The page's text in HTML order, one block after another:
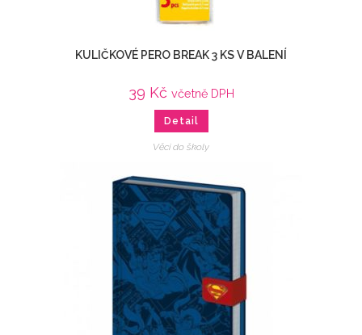
KULIČKOVÉ PERO BREAK 3 KS V BALENÍ
39 Kč včetně DPH
Detail
Věci do školy